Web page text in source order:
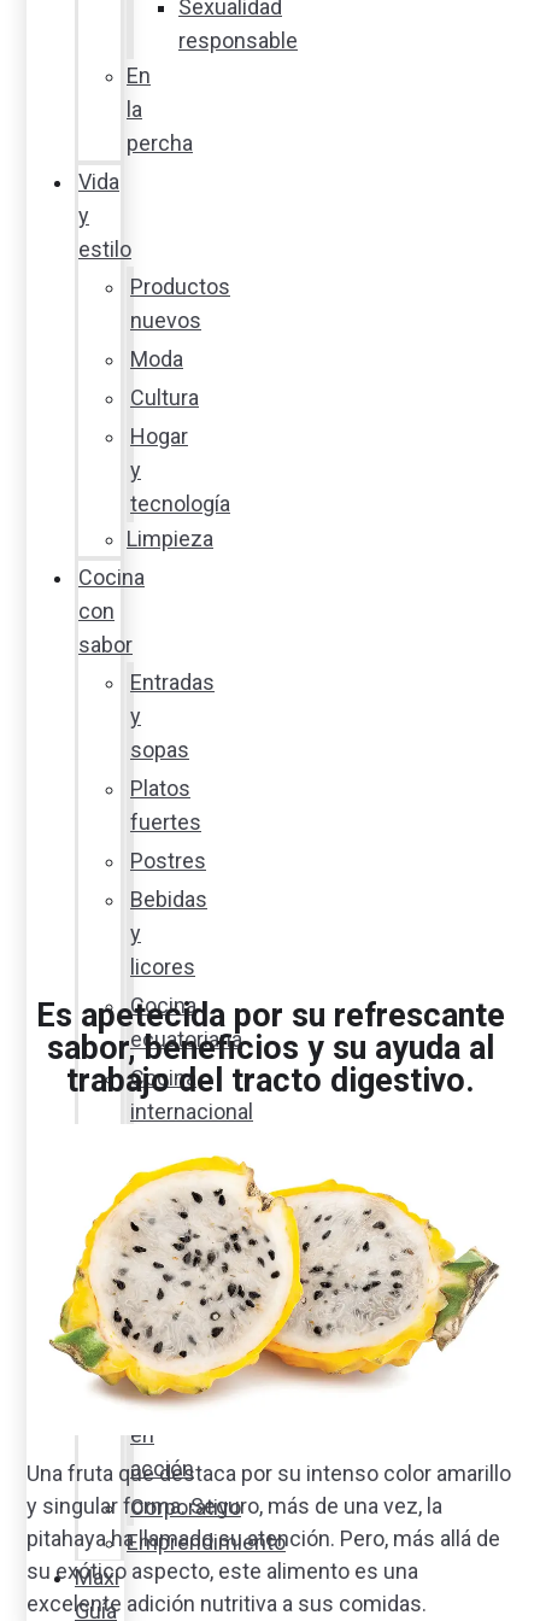
Sexualidad
responsable
En
la
percha
Vida
y
estilo
Productos
nuevos
Moda
Cultura
Hogar
y
tecnología
Limpieza
Cocina
con
sabor
Entradas
y
sopas
Platos
fuertes
Postres
Bebidas
y
licores
Cocina
ecuatoriana
Cocina
internacional
con
Expertos
en
cocina
Noticias
Ambiente
Favorita
en
acción
Corporativo
Emprendimiento
Maxi
Guía
Es apetecida por su refrescante
sabor, beneficios y su ayuda al
trabajo del tracto digestivo.
Una fruta que destaca por su intenso color amarillo
y singular forma. Seguro, más de una vez, la
pitahaya ha llamado su atención. Pero, más allá de
su exótico aspecto, este alimento es una
excelente adición nutritiva a sus comidas.